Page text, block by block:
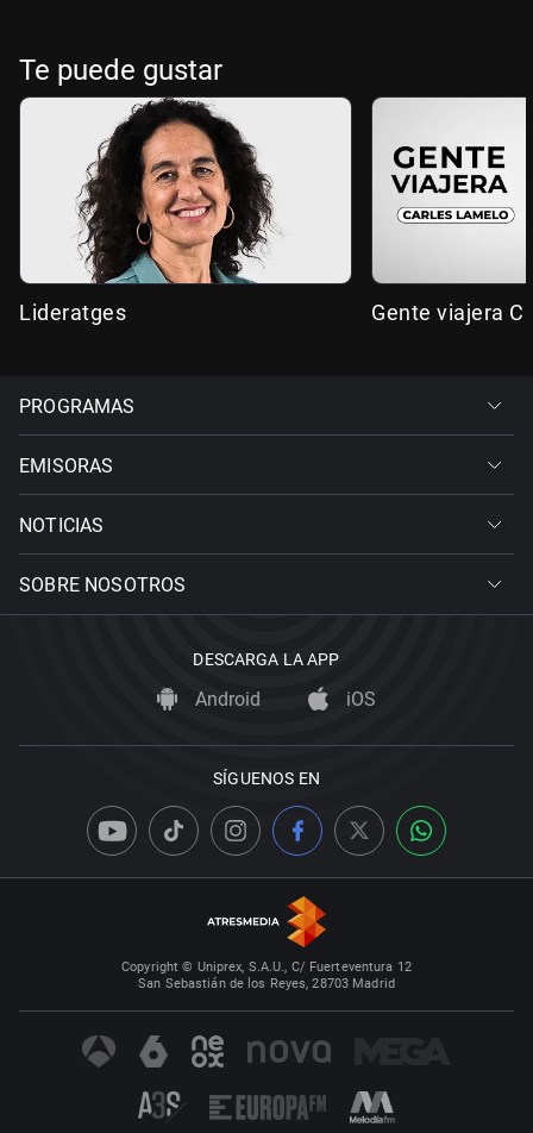
Te puede gustar
Lideratges Gente viajera
PROGRAMAS
EMISORAS
NOTICIAS
SOBRE NOSOTROS
DESCARGA LA APP
Android iOS
SÍGUENOS EN
Copyright © Uniprex, S.A.U., C/ Fuerteventura 12
San Sebastián de los Reyes, 28703 Madrid